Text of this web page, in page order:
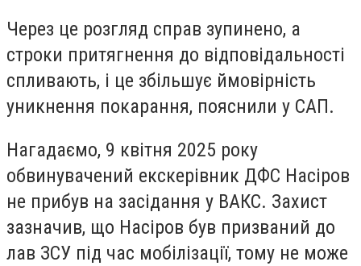
Через це розгляд справ зупинено, а
строки притягнення до відповідальності
спливають, і це збільшує ймовірність
уникнення покарання, пояснили у САП.
Нагадаємо, 9 квітня 2025 року
обвинувачений екскерівник ДФС Насіров
не прибув на засідання у ВАКС. Захист
зазначив, що Насіров був призваний до
лав ЗСУ під час мобілізації, тому не може